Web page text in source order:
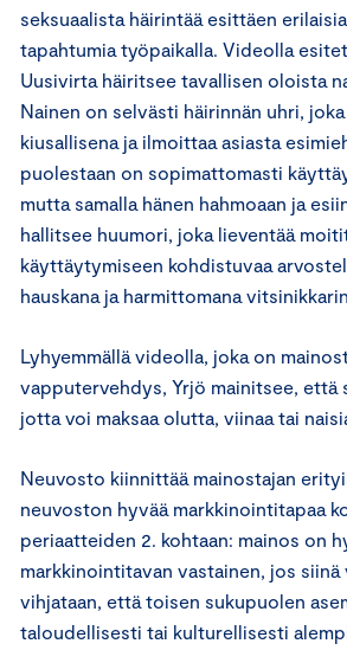
seksuaalista häirintää esittäen
tapahtumia työpaikalla. Videolla
Uusivirta häiritsee tavallisen oloista
Nainen on selvästi häirinnän uhri,
kiusallisena ja ilmoittaa asiasta
puolestaan on sopimattomasti
mutta samalla hänen hahmoaan ja
hallitsee huumori, joka lieventää
käyttäytymiseen kohdistuvaa
hauskana ja harmittomana
Lyhyemmällä videolla, joka on
vapputervehdys, Yrjö mainitsee, että
jotta voi maksaa olutta, viinaa tai
Neuvosto kiinnittää mainostajan
neuvoston hyvää markkinointitapaa
periaatteiden 2. kohtaan: mainos on
markkinointitavan vastainen, jos siinä
vihjataan, että toisen sukupuolen
taloudellisesti tai kulturellisesti